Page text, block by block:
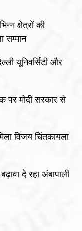
क्षेत्रों की
सम्मान
यूनिवर्सिटी और
पर मोदी सरकार से
विजय चिंतकायला
दे रहा अंबापाली